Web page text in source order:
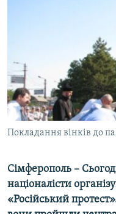
ФОТО
СПЕЦПРОЄКТИ
ПОДКАСТИ
РУС
УКР
КТАТ
Покладання вінків до
Сімферополь –
націоналісти
«Російський